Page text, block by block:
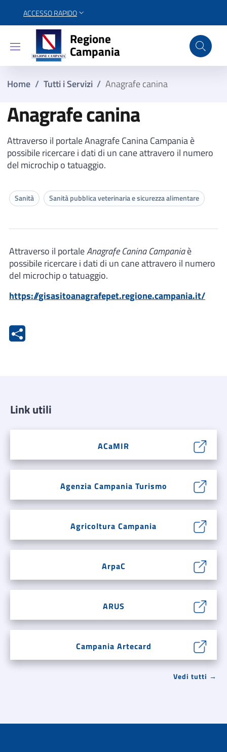
ACCESSO RAPIDO
Regione Campania
Regione
Campania
Home / Tutti i Servizi / Anagrafe canina
Anagrafe canina
Attraverso il portale Anagrafe Canina Campania è
possibile ricercare i dati di un cane attravero il numero
del microchip o tatuaggio.
Sanità Sanità pubblica veterinaria e sicurezza alimentare
Attraverso il portaleAnagrafe Canina Campaniaè
possibile ricercare i dati di un cane attravero il numero
del microchip o tatuaggio.
https://gisasitoanagrafepet.regione.campania.it/
Link utili
ACaMIR
Agenzia Campania Turismo
Agricoltura Campania
ArpaC
ARUS
Campania Artecard
Vedi tutti →